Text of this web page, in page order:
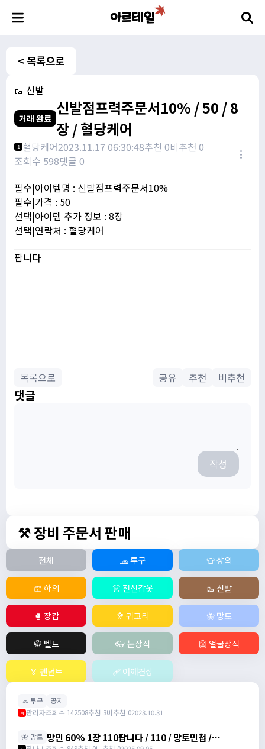
< 목록으로
🥾 신발
거래 완료
신발점프력주문서10% / 50 / 8
장 / 혈당케어
1 혈당케어2023.11.17 06:30:48추천 0비추천 0
조회수 598댓글 0
필수|아이템명 : 신발점프력주문서10%
필수|가격 : 50
선택|아이템 추가 정보 : 8장
선택|연락처 : 혈당케어
팝니다
목록으로 공유 추천 비추천
댓글
작성
⚒️ 장비 주문서 판매
전체 🧢 투구 👕 상의
🩳 하의 👗 전신갑옷 🥾 신발
🥊 장갑 🦻 귀고리 🦋 망토
🥋 벨트 👓 눈장식 👺 얼굴장식
🏅 펜던트 🩹 어깨견장
🧢 투구 공지
M 관리자조회수 142508추천 3비추천 02023.10.31
🦋 망토 망민 60% 1장 110팝니다 / 110 / 망토민첩 /